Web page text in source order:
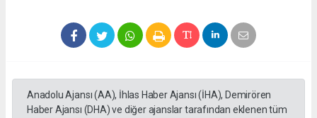
Anadolu Ajansı (AA), İhlas Haber Ajansı (İHA), Demirören
Haber Ajansı (DHA) ve diğer ajanslar tarafından eklenen tüm